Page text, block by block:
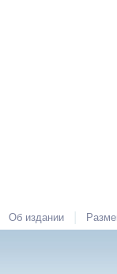
Об издании |